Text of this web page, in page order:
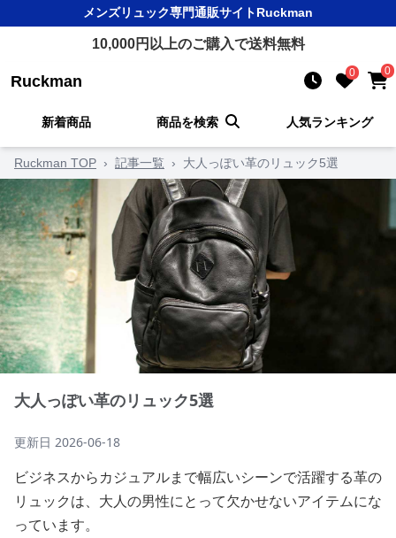
メンズリュック専門通販サイトRuckman
10,000円以上のご購入で送料無料
Ruckman 0 0
新着商品 商品を検索 人気ランキング
Ruckman TOP › 記事一覧 › 大人っぽい革のリュック5選
大人っぽい革のリュック5選
更新日 2026-06-18
ビジネスからカジュアルまで幅広いシーンで活躍する革の
リュックは、大人の男性にとって欠かせないアイテムにな
っています。